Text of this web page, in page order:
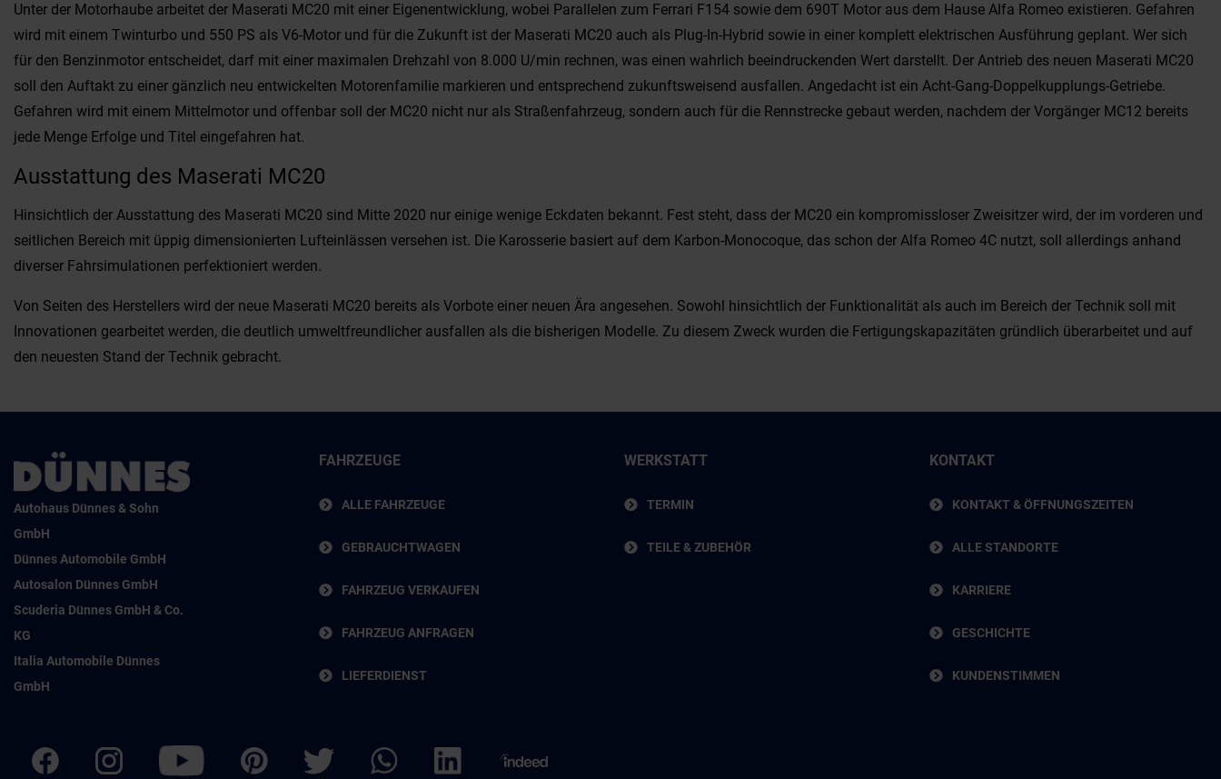
Unter der Motorhaube arbeitet der Maserati MC20 mit einer Eigenentwicklung, wobei Parallelen zum Ferrari F154 sowie dem 690T Motor aus dem Hause Alfa Romeo existieren. Gefahren
wird mit einem Twinturbo und 550 PS als V6-Motor und für die Zukunft ist der Maserati MC20 auch als Plug-In-Hybrid sowie in einer komplett elektrischen Ausführung geplant. Wer sich
für den Benzinmotor entscheidet, darf mit einer maximalen Drehzahl von 8.000 U/min rechnen, was einen wahrlich beeindruckenden Wert darstellt. Der Antrieb des neuen Maserati MC20
soll den Auftakt zu einer gänzlich neu entwickelten Motorenfamilie markieren und entsprechend zukunftsweisend ausfallen. Angedacht ist ein Acht-Gang-Doppelkupplungs-Getriebe.
Gefahren wird mit einem Mittelmotor und offenbar soll der MC20 nicht nur als Straßenfahrzeug, sondern auch für die Rennstrecke gebaut werden, nachdem der Vorgänger MC12 bereits
jede Menge Erfolge und Titel eingefahren hat.
Ausstattung des Maserati MC20
Hinsichtlich der Ausstattung des Maserati MC20 sind Mitte 2020 nur einige wenige Eckdaten bekannt. Fest steht, dass der MC20 ein kompromissloser Zweisitzer wird, der im vorderen und
seitlichen Bereich mit üppig dimensionierten Lufteinlässen versehen ist. Die Karosserie basiert auf dem Karbon-Monocoque, das schon der Alfa Romeo 4C nutzt, soll allerdings anhand
diverser Fahrsimulationen perfektioniert werden.
Von Seiten des Herstellers wird der neue Maserati MC20 bereits als Vorbote einer neuen Ära angesehen. Sowohl hinsichtlich der Funktionalität als auch im Bereich der Technik soll mit
Innovationen gearbeitet werden, die deutlich umweltfreundlicher ausfallen als die bisherigen Modelle. Zu diesem Zweck wurden die Fertigungskapazitäten gründlich überarbeitet und auf
den neuesten Stand der Technik gebracht.
Autohaus Dünnes & Sohn
GmbH
Dünnes Automobile GmbH
Autosalon Dünnes GmbH
Scuderia Dünnes GmbH & Co.
KG
Italia Automobile Dünnes
GmbH
FAHRZEUGE
ALLE FAHRZEUGE
GEBRAUCHTWAGEN
FAHRZEUG VERKAUFEN
FAHRZEUG ANFRAGEN
LIEFERDIENST
WERKSTATT
TERMIN
TEILE & ZUBEHÖR
KONTAKT
KONTAKT & ÖFFNUNGSZEITEN
ALLE STANDORTE
KARRIERE
GESCHICHTE
KUNDENSTIMMEN